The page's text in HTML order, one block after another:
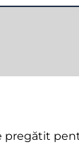
pregătit